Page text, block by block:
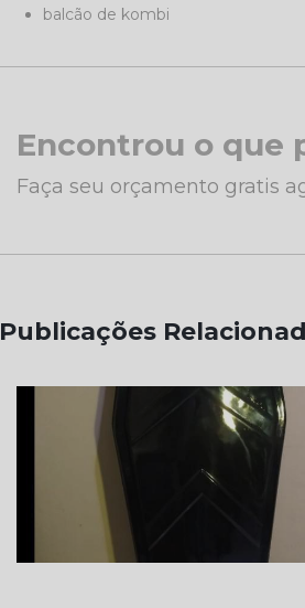
balcão de kombi
Encontrou o que
Faça seu orçamento gratis
Publicações